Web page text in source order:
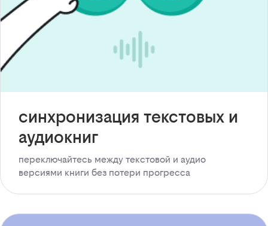
синхронизация текстовых и
аудиокниг
переключайтесь между текстовой и аудио
версиями книги без потери прогресса